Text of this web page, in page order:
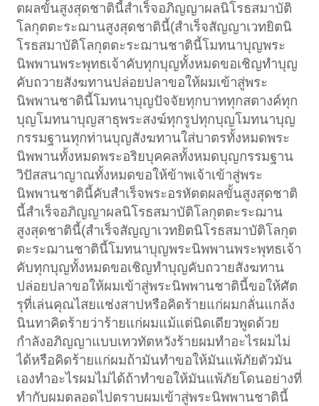
ตผลขั้นสูงสุดชาตินี้สำเร็จอภิญญาผลนิโรธสมาบัติ
โลกุตตะระฌานสูงสุดชาตินี้(สำเร็จสัญญาเวทยิตนิ
โรธสมาบัติโลกุตตะระฌานชาตินี้โมทนาบุญพระ
นิพพานพระพุทธเจ้าคับทุกบุญทั้งหมดขอเชิญทำบุญ
คับถวายสังฆทานปล่อยปลาขอให้ผมเข้าสู่พระ
นิพพานชาตินี้โมทนาบุญปัจจัยทุกบาททุกสตางค์ทุก
บุญโมทนาบุญสาธุพระสงฆ์ทุกรูปทุกบุญโมทนาบุญ
กรรมฐานทุกท่านบุญสังฆทานใส่บาตรทั้งหมดพระ
นิพพานทั้งหมดพระอริยบุคคลทั้งหมดบุญกรรมฐาน
วิปัสสนาญาณทั้งหมดขอให้ข้าพเจ้าเข้าสู่พระ
นิพพานชาตินี้คับสำเร็จพระอรหัตตผลขั้นสูงสุดชาติ
นี้สำเร็จอภิญญาผลนิโรธสมาบัติโลกุตตะระฌาน
สูงสุดชาตินี้(สำเร็จสัญญาเวทยิตนิโรธสมาบัติโลกุต
ตะระฌานชาตินี้โมทนาบุญพระนิพพานพระพุทธเจ้า
คับทุกบุญทั้งหมดขอเชิญทำบุญคับถวายสังฆทาน
ปล่อยปลาขอให้ผมเข้าสู่พระนิพพานชาตินี้ขอให้ศัต
รุที่เล่นคุณไสยแช่งสาปหรือคิดร้ายแก่ผมกลั่นแกล้ง
นินทาคิดร้ายว่าร้ายแก่ผมแม้แต่นิดเดียวพูดด้วย
กำลังอภิญญาแบบเทวทัตหวังร้ายผมทำอะไรผมไม่
ได้หรือคิดร้ายแก่ผมถ้ามันทำขอให้มันแพ้ภัยตัวมัน
เองทำอะไรผมไม่ได้ถ้าทำขอให้มันแพ้ภัยโดนอย่างที่
ทำกับผมตลอดไปตราบผมเข้าสู่พระนิพพานชาตินี้